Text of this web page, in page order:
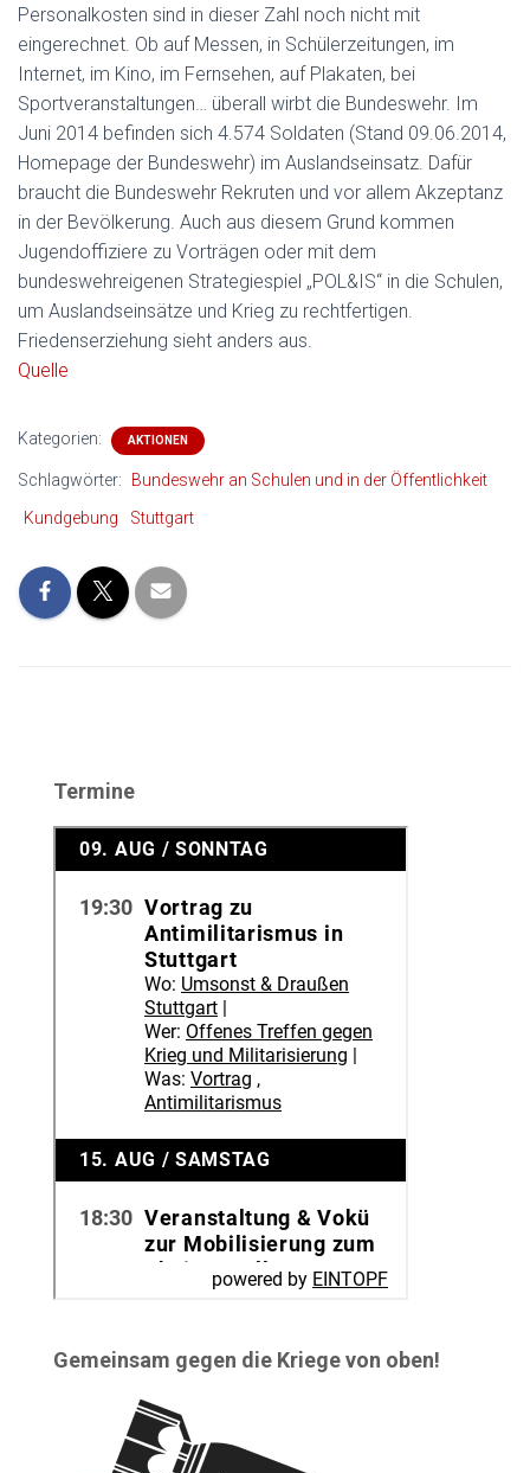
Personalkosten sind in dieser Zahl noch nicht mit
eingerechnet. Ob auf Messen, in Schülerzeitungen, im
Internet, im Kino, im Fernsehen, auf Plakaten, bei
Sportveranstaltungen… überall wirbt die Bundeswehr. Im
Juni 2014 befinden sich 4.574 Soldaten (Stand 09.06.2014,
Homepage der Bundeswehr) im Auslandseinsatz. Dafür
braucht die Bundeswehr Rekruten und vor allem Akzeptanz
in der Bevölkerung. Auch aus diesem Grund kommen
Jugendoffiziere zu Vorträgen oder mit dem
bundeswehreigenen Strategiespiel „POL&IS“ in die Schulen,
um Auslandseinsätze und Krieg zu rechtfertigen.
Friedenserziehung sieht anders aus.
Quelle
Kategorien: AKTIONEN
Schlagwörter:
Bundeswehr an Schulen und in der Öffentlichkeit
Kundgebung
Stuttgart
Termine
Gemeinsam gegen die Kriege von oben!